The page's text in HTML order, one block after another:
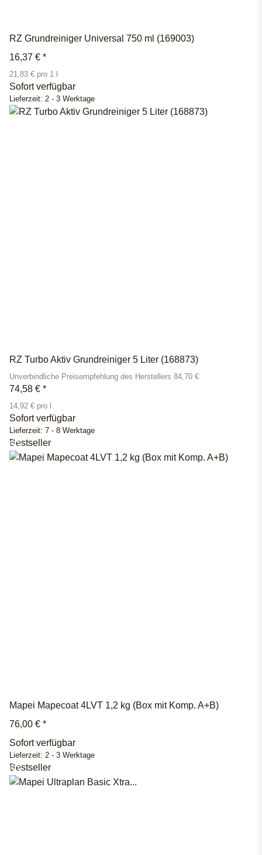
RZ Grundreiniger Universal 750 ml (169003)
16,37 € *
21,83 € pro 1 l
Sofort verfügbar
Lieferzeit: 2 - 3 Werktage
RZ Turbo Aktiv Grundreiniger 5 Liter (168873)
Unverbindliche Preisempfehlung des Herstellers 84,70 €
74,58 € *
14,92 € pro l
Sofort verfügbar
Lieferzeit: 7 - 8 Werktage
Bestseller
Mapei Mapecoat 4LVT 1,2 kg (Box mit Komp. A+B)
76,00 € *
Sofort verfügbar
Lieferzeit: 2 - 3 Werktage
Bestseller